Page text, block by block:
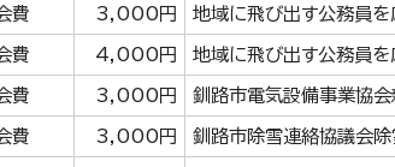
費 3,000円 地域に飛び出す公務員を
費 4,000円 地域に飛び出す公務員
費 3,000円 釧路市電気設備事業協会
費 3,000円 釧路市除雪連絡協議会除